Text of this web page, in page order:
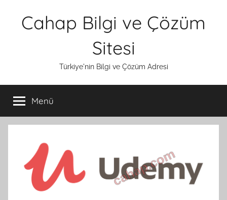
Cahap Bilgi ve Çözüm
Sitesi
Türkiye'nin Bilgi ve Çözüm Adresi
Menü